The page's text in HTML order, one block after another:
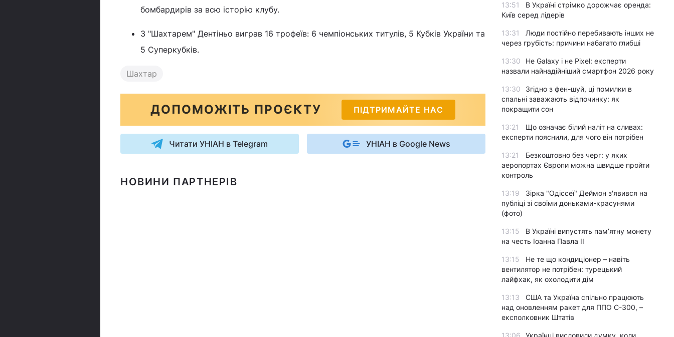
бомбардирів за всю історію клубу.
З "Шахтарем" Дентіньо виграв 16 трофеїв: 6 чемпіонських титулів, 5 Кубків України та
5 Суперкубків.
Шахтар
ДОПОМОЖІТЬ ПРОЄКТУ ПІДТРИМАЙТЕ НАС
Читати УНІАН в Telegram УНІАН в Google News
НОВИНИ ПАРТНЕРІВ
13:51
В Україні стрімко дорожчає оренда:
Київ серед лідерів
13:31
Люди постійно перебивають інших не
через грубість: причини набагато глибші
13:30
Не Galaxy і не Pixel: експерти
назвали найнадійніший смартфон 2026 року
13:30
Згідно з фен-шуй, ці помилки в
спальні заважають відпочинку: як
покращити сон
13:21
Що означає білий наліт на сливах:
експерти пояснили, для чого він потрібен
13:21
Безкоштовно без черг: у яких
аеропортах Європи можна швидше пройти
контроль
13:19
Зірка "Одіссеї" Деймон з'явився на
публіці зі своїми доньками-красунями
(фото)
13:15
В Україні випустять пам’ятну монету
на честь Іоанна Павла II
13:15
Не те що кондиціонер – навіть
вентилятор не потрібен: турецький
лайфхак, як охолодити дім
13:13
США та Україна спільно працюють
над оновленням ракет для ППО С-300, –
експолковник Штатів
13:06 Українці висловили думку, коли